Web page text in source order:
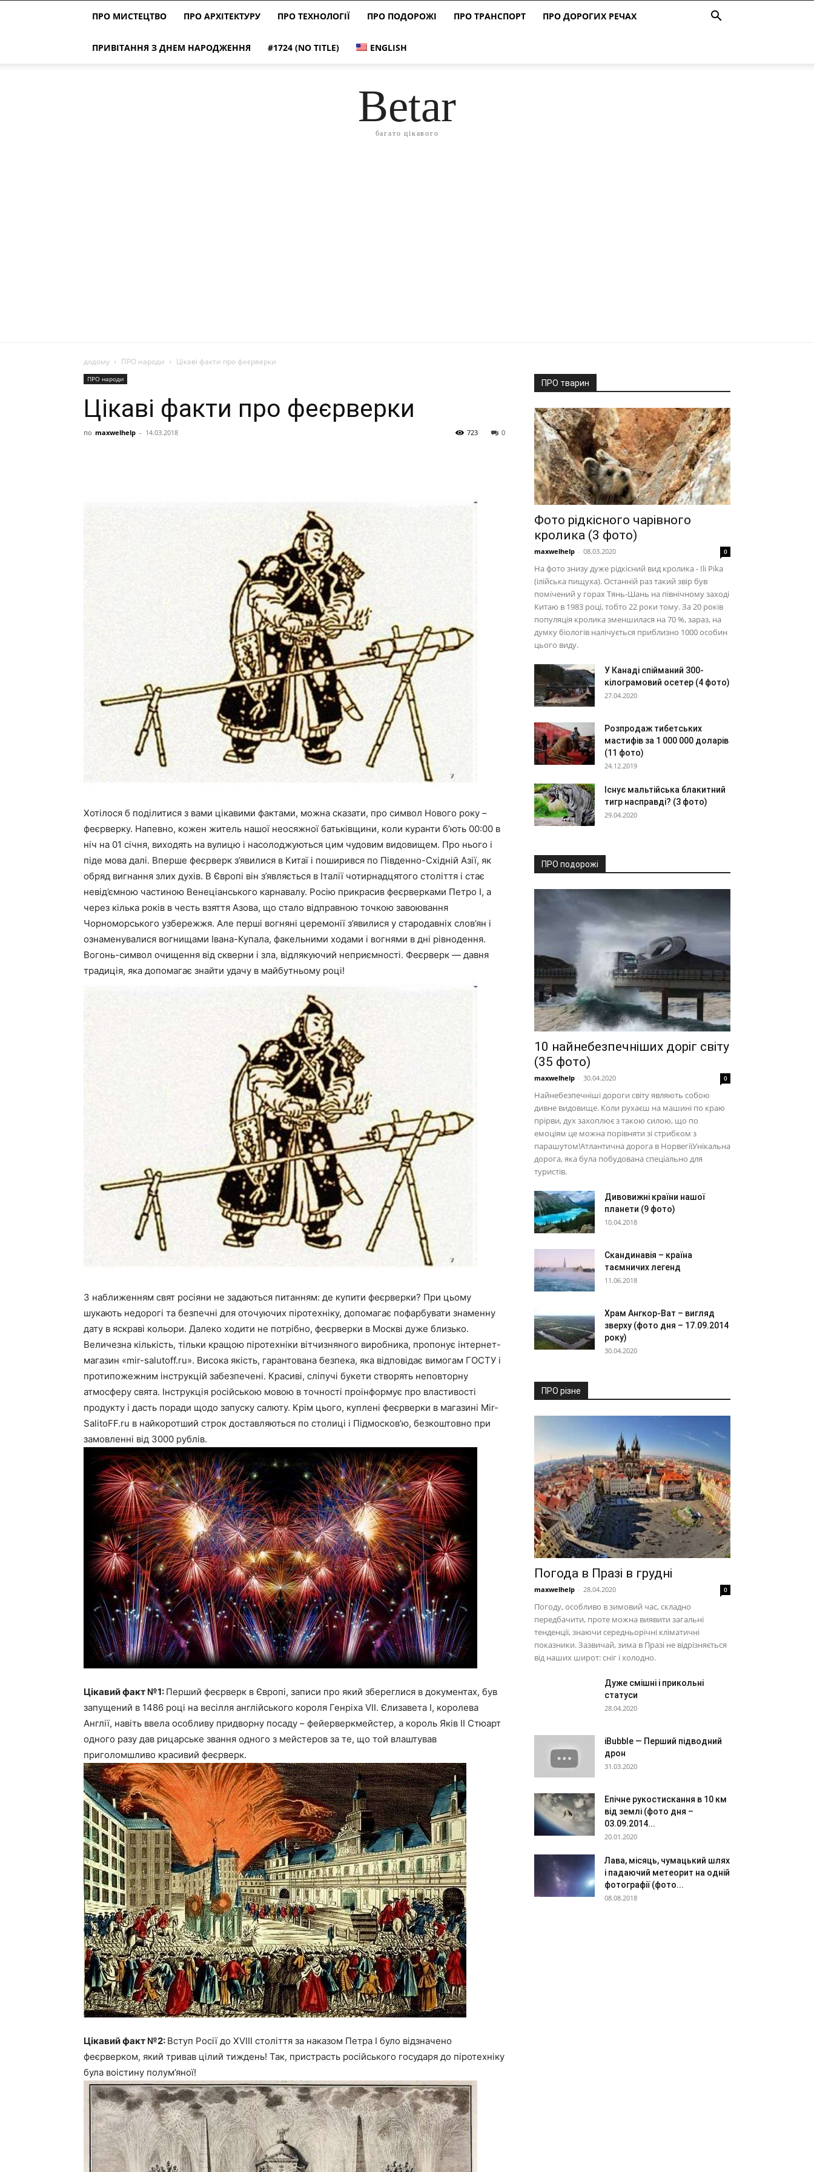
ПРО МИСТЕЦТВО ПРО АРХІТЕКТУРУ ПРО ТЕХНОЛОГІЇ ПРО ПОДОРОЖІ ПРО ТРАНСПОРТ ПРО ДОРОГИХ РЕЧАХ
ПРИВІТАННЯ З ДНЕМ НАРОДЖЕННЯ #1724 (NO TITLE) ENGLISH
Betar
багато цікавого
додому ПРО народи Цікаві факти про феєрверки
ПРО народи
Цікаві факти про феєрверки
по maxwelhelp - 14.03.2018 0
723
Хотілося б поділитися з вами цікавими фактами, можна сказати, про символ Нового року –
феєрверку. Напевно, кожен житель нашої неосяжної батьківщини, коли куранти б’ють 00:00 в
ніч на 01 січня, виходять на вулицю і насолоджуються цим чудовим видовищем. Про нього і
піде мова далі. Вперше феєрверк з’явилися в Китаї і поширився по Південно-Східній Азії, як
обряд вигнання злих духів. В Європі він з’являється в Італії чотирнадцятого століття і стає
невід’ємною частиною Венеціанського карнавалу. Росію прикрасив феєрверками Петро І, а
через кілька років в честь взяття Азова, що стало відправною точкою завоювання
Чорноморського узбережжя. Але перші вогняні церемонії з’явилися у стародавніх слов’ян і
ознаменувалися вогнищами Івана-Купала, факельними ходами і вогнями в дні рівнодення.
Вогонь-символ очищення від скверни і зла, відлякуючий неприємності. Феєрверк — давня
традиція, яка допомагає знайти удачу в майбутньому році!
З наближенням свят росіяни не задаються питанням: де купити феєрверки? При цьому
шукають недорогі та безпечні для оточуючих піротехніку, допомагає пофарбувати знаменну
дату в яскраві кольори. Далеко ходити не потрібно, феєрверки в Москві дуже близько.
Величезна кількість, тільки кращою піротехніки вітчизняного виробника, пропонує інтернет-
магазин «mir-salutoff.ru». Висока якість, гарантована безпека, яка відповідає вимогам ГОСТУ і
протипожежним інструкцій забезпечені. Красиві, сліпучі букети створять неповторну
атмосферу свята. Інструкція російською мовою в точності проінформує про властивості
продукту і дасть поради щодо запуску салюту. Крім цього, куплені феєрверки в магазині Mir-
SalitoFF.ru в найкоротший строк доставляються по столиці і Підмосков’ю, безкоштовно при
замовленні від 3000 рублів.
Цікавий факт №1: Перший феєрверк в Європі, записи про який збереглися в документах, був
запущений в 1486 році на весілля англійського короля Генріха VII. Єлизавета I, королева
Англії, навіть ввела особливу придворну посаду – фейерверкмейстер, а король Яків II Стюарт
одного разу дав рицарське звання одного з мейстеров за те, що той влаштував
приголомшливо красивий феєрверк.
Цікавий факт №2: Вступ Росії до XVIII століття за наказом Петра I було відзначено
феєрверком, який тривав цілий тиждень! Так, пристрасть російського государя до піротехніку
була воістину полум’яної!
ПРО тварин
Фото рідкісного чарівного
кролика (3 фото)
maxwelhelp - 08.03.2020 0
На фото знизу дуже рідкісний вид кролика - Ili Pika
(ілійська пищуха). Останній раз такий звір був
помічений у горах Тянь-Шань на північному заході
Китаю в 1983 році, тобто 22 роки тому. За 20 років
популяція кролика зменшилася на 70 %, зараз, на
думку біологів налічується приблизно 1000 особин
цього виду.
У Канаді спійманий 300-
кілограмовий осетер (4 фото)
27.04.2020
Розпродаж тибетських
мастифів за 1 000 000 доларів
(11 фото)
24.12.2019
Існує мальтійська блакитний
тигр насправді? (3 фото)
29.04.2020
ПРО подорожі
10 найнебезпечніших доріг світу
(35 фото)
maxwelhelp - 30.04.2020 0
Найнебезпечніші дороги світу являють собою
дивне видовище. Коли рухаєш на машині по краю
прірви, дух захоплює з такою силою, що по
емоціям це можна порівняти зі стрибком з
парашутом!Атлантична дорога в НорвегіїУнікальна
дорога, яка була побудована спеціально для
туристів.
Дивовижні країни нашої
планети (9 фото)
10.04.2018
Скандинавія – країна
таємничих легенд
11.06.2018
Храм Ангкор-Ват – вигляд
зверху (фото дня – 17.09.2014
року)
30.04.2020
ПРО різне
Погода в Празі в грудні
maxwelhelp - 28.04.2020 0
Погоду, особливо в зимовий час, складно
передбачити, проте можна виявити загальні
тенденції, знаючи середньорічні кліматичні
показники. Зазвичай, зима в Празі не відрізняється
від наших широт: сніг і холодно.
Дуже смішні і прикольні
статуси
28.04.2020
iBubble — Перший підводний
дрон
31.03.2020
Епічне рукостискання в 10 км
від землі (фото дня –
03.09.2014...
20.01.2020
Лава, місяць, чумацький шлях
і падаючий метеорит на одній
фотографії (фото...
08.08.2018